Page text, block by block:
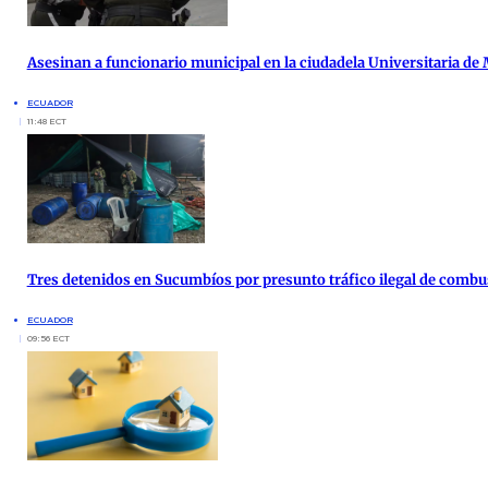
Asesinan a funcionario municipal en la ciudadela Universitaria de
ECUADOR
11:48 ECT
Tres detenidos en Sucumbíos por presunto tráfico ilegal de
ECUADOR
09:56 ECT